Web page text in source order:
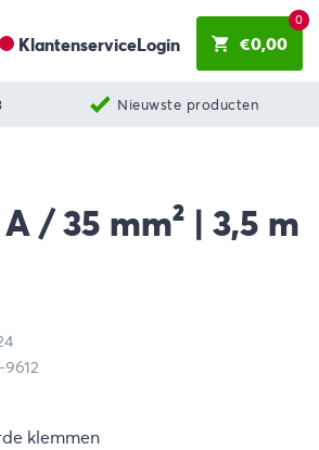
KlantenserviceLogin €0,00
0
Nieuwste producten
/ 35 mm² | 3,5 m
klemmen